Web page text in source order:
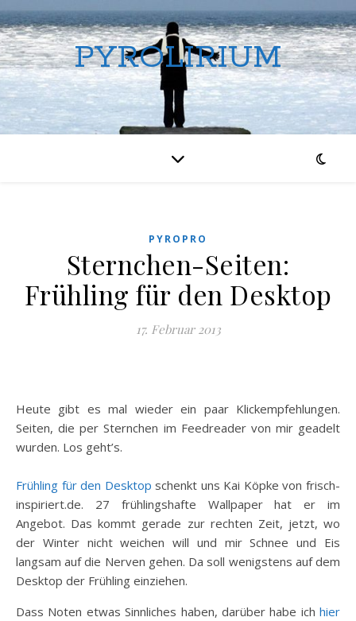
PYROLIRIUM
PYROPRO
Sternchen-Seiten:
Frühling für den Desktop
17. Februar 2013
Heute gibt es mal wieder ein paar Klickempfehlungen.
Seiten, die per Sternchen im Feedreader von mir geadelt
wurden. Los geht’s.
Frühling für den Desktop schenkt uns Kai Köpke von frisch-
inspiriert.de. 27 frühlingshafte Wallpaper hat er im
Angebot. Das kommt gerade zur rechten Zeit, jetzt, wo
der Winter nicht weichen will und mir Schnee und Eis
langsam auf die Nerven gehen. Da soll wenigstens auf dem
Desktop der Frühling einziehen.
Dass Noten etwas Sinnliches haben, darüber habe ich hier